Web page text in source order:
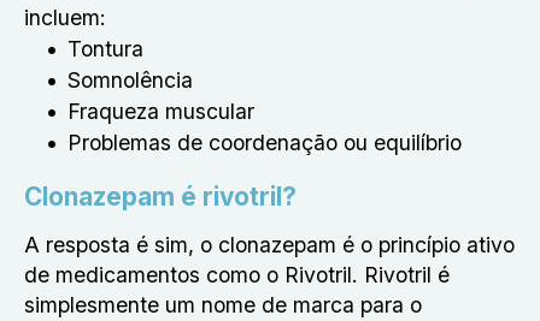
incluem:
Tontura
Somnolência
Fraqueza muscular
Problemas de coordenação ou equilíbrio
Clonazepam é rivotril?
A resposta é sim, o clonazepam é o princípio ativo
de medicamentos como o Rivotril. Rivotril é
simplesmente um nome de marca para o